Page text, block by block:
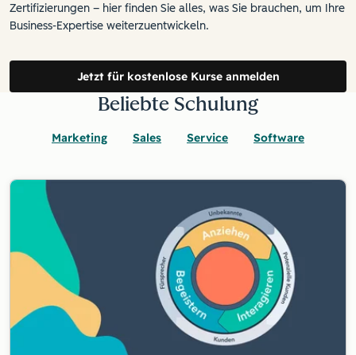
Zertifizierungen – hier finden Sie alles, was Sie brauchen, um Ihre
Business-Expertise weiterzuentwickeln.
Jetzt für kostenlose Kurse anmelden
Beliebte Schulung
Marketing Sales Service Software